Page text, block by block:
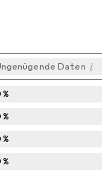
Daten i
%
%
%
%